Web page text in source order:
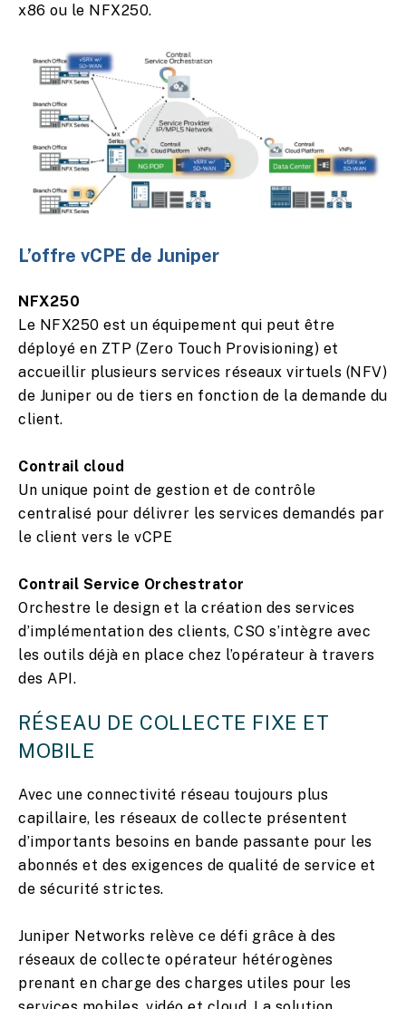
x86 ou le NFX250.
L’offre vCPE de Juniper
NFX250
Le NFX250 est un équipement qui peut être
déployé en ZTP (Zero Touch Provisioning) et
accueillir plusieurs services réseaux virtuels (NFV)
de Juniper ou de tiers en fonction de la demande du
client.
Contrail cloud
Un unique point de gestion et de contrôle
centralisé pour délivrer les services demandés par
le client vers le vCPE
Contrail Service Orchestrator
Orchestre le design et la création des services
d’implémentation des clients, CSO s’intègre avec
les outils déjà en place chez l’opérateur à travers
des API.
RÉSEAU DE COLLECTE FIXE ET
MOBILE
Avec une connectivité réseau toujours plus
capillaire, les réseaux de collecte présentent
d’importants besoins en bande passante pour les
abonnés et des exigences de qualité de service et
de sécurité strictes.
Juniper Networks relève ce défi grâce à des
réseaux de collecte opérateur hétérogènes
prenant en charge des charges utiles pour les